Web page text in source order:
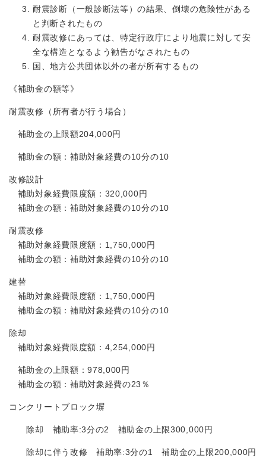
耐震診断（一般診断法等）の結果、倒壊の危険性がある
と判断されたもの
耐震改修にあっては、特定行政庁により地震に対して安
全な構造となるよう勧告がなされたもの
国、地方公共団体以外の者が所有するもの
《補助金の額等》
耐震改修（所有者が行う場合）
補助金の上限額204,000円
補助金の額：補助対象経費の10分の10
改修設計
補助対象経費限度額：320,000円
補助金の額：補助対象経費の10分の10
耐震改修
補助対象経費限度額：1,750,000円
補助金の額：補助対象経費の10分の10
建替
補助対象経費限度額：1,750,000円
補助金の額：補助対象経費の10分の10
除却
補助対象経費限度額：4,254,000円
補助金の上限額：978,000円
補助金の額：補助対象経費の23％
コンクリートブロック塀
除却 補助率:3分の2 補助金の上限300,000円
除却に伴う改修 補助率:3分の1 補助金の上限200,000円